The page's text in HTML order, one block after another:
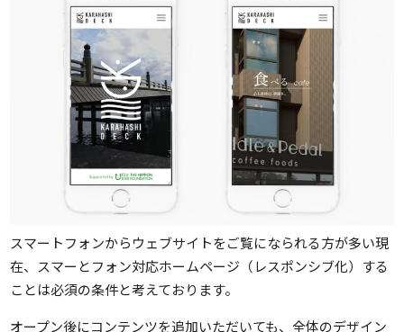
スマートフォンからウェブサイトをご覧になられる方が多い現
在、スマーとフォン対応ホームページ（レスポンシブ化）する
ことは必須の条件と考えております。
オープン後にコンテンツを追加いただいても、全体のデザイン